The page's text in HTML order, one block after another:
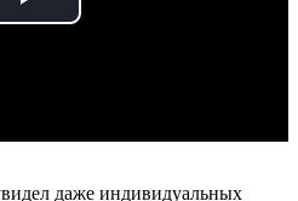
Play
даже индивидуальных